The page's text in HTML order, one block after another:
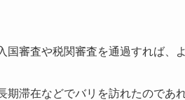
国審査や税関審査を通過すれば、
期滞在などでバリを訪れたのであ